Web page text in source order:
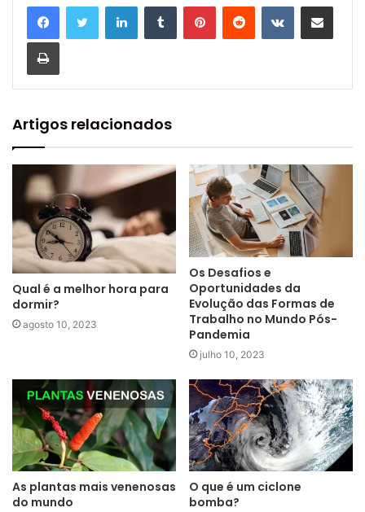
Artigos relacionados
Qual é a melhor hora para
dormir?
agosto 10, 2023
Os Desafios e
Oportunidades da
Evolução das Formas de
Trabalho no Mundo Pós-
Pandemia
julho 10, 2023
As plantas mais venenosas
do mundo
O que é um ciclone
bomba?